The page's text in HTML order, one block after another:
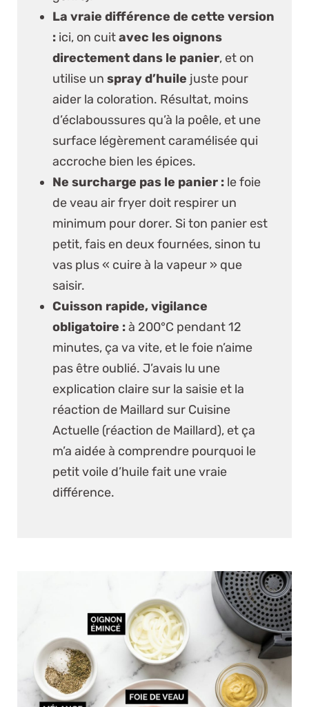
La vraie différence de cette version
: ici, on cuitavec les oignons
directement dans le panier, et on
utilise un spray d’huile juste pour
aider la coloration. Résultat, moins
d’éclaboussures qu’à la poêle, et une
surface légèrement caramélisée qui
accroche bien les épices.
Ne surcharge pas le panier : le foie
de veau air fryer doit respirer un
minimum pour dorer. Si ton panier est
petit, fais en deux fournées, sinon tu
vas plus « cuire à la vapeur » que
saisir.
Cuisson rapide, vigilance
obligatoire :à 200°C pendant 12
minutes, ça va vite, et le foie n’aime
pas être oublié. J’avais lu une
explication claire sur la saisie et la
réaction de Maillard sur Cuisine
Actuelle (réaction de Maillard), et ça
m’a aidée à comprendre pourquoi le
petit voile d’huile fait une vraie
différence.